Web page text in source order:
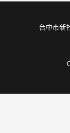
台中市新